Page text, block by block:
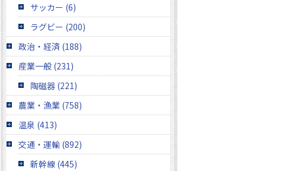
サッカー (6)
ラグビー (200)
政治・経済 (188)
産業一般 (231)
陶磁器 (221)
農業・漁業 (758)
温泉 (413)
交通・運輸 (892)
新幹線 (445)